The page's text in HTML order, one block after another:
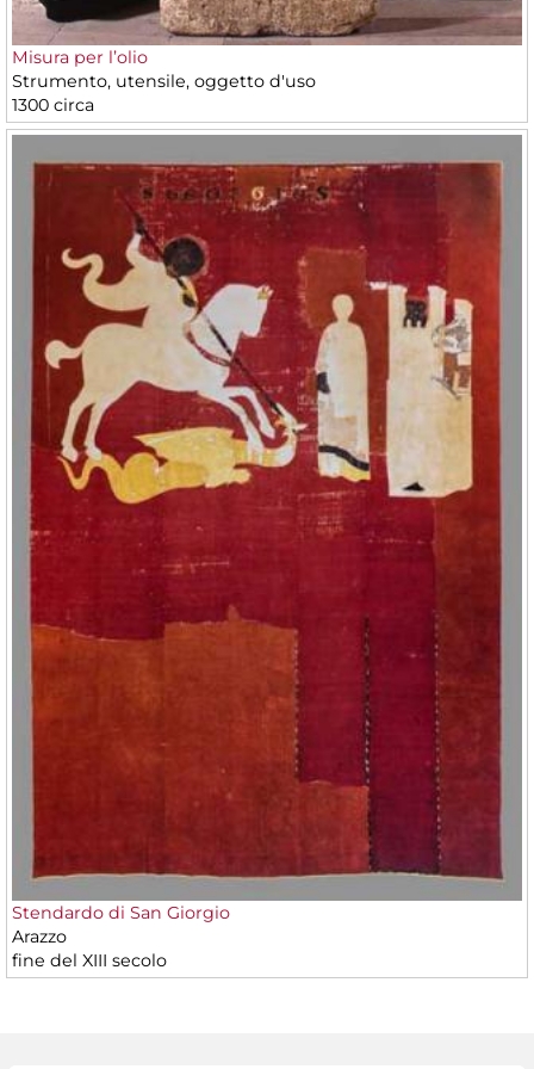
Misura per l’olio
Strumento, utensile, oggetto d'uso
1300 circa
Stendardo di San Giorgio
Arazzo
fine del XIII secolo